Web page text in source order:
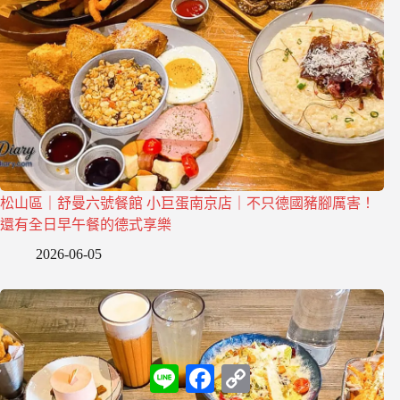
松山區｜舒曼六號餐館 小巨蛋南京店｜不只德國豬腳厲害！
還有全日早午餐的德式享樂
2026-06-05
L
i
F
a
C
o